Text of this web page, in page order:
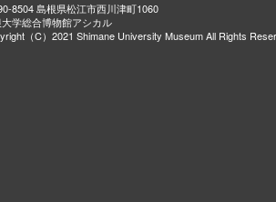
8504 島根県松江市西川津町1060
学総合博物館アシカル
（C）2021 Shimane University Museum All Rights